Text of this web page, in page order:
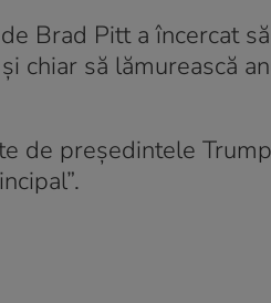
Brad Pitt a încercat
chiar să lămurească
de președintele